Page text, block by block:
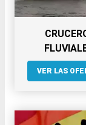
VER LAS